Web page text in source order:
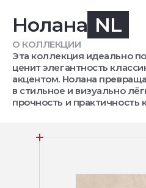
Нолана NL
О КОЛЛЕКЦИИ
Эта коллекция идеально
ценит элегантность
акцентом. Нолана
в стильное и визуально
прочность и практичность